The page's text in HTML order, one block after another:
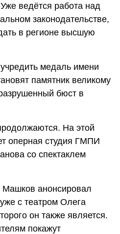
ведётся работа над
законодательстве,
в регионе высшую
медаль имени
памятник великому
бюст в
На этой
оперная студия ГМПИ
со спектаклем
анонсировал
с театром Олега
он также является.
покажут